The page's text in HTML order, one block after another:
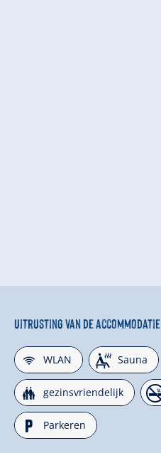
Uitrusting van de accommodatie
🜉WLAN 🗔Sauna
🍺gezinsvriendelijk
🐈Parkeren